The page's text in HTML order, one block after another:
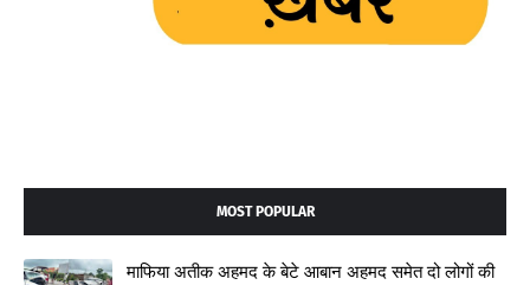
MOST POPULAR
माफिया अतीक अहमद के बेटे आबान अहमद समेत दो लोगों की